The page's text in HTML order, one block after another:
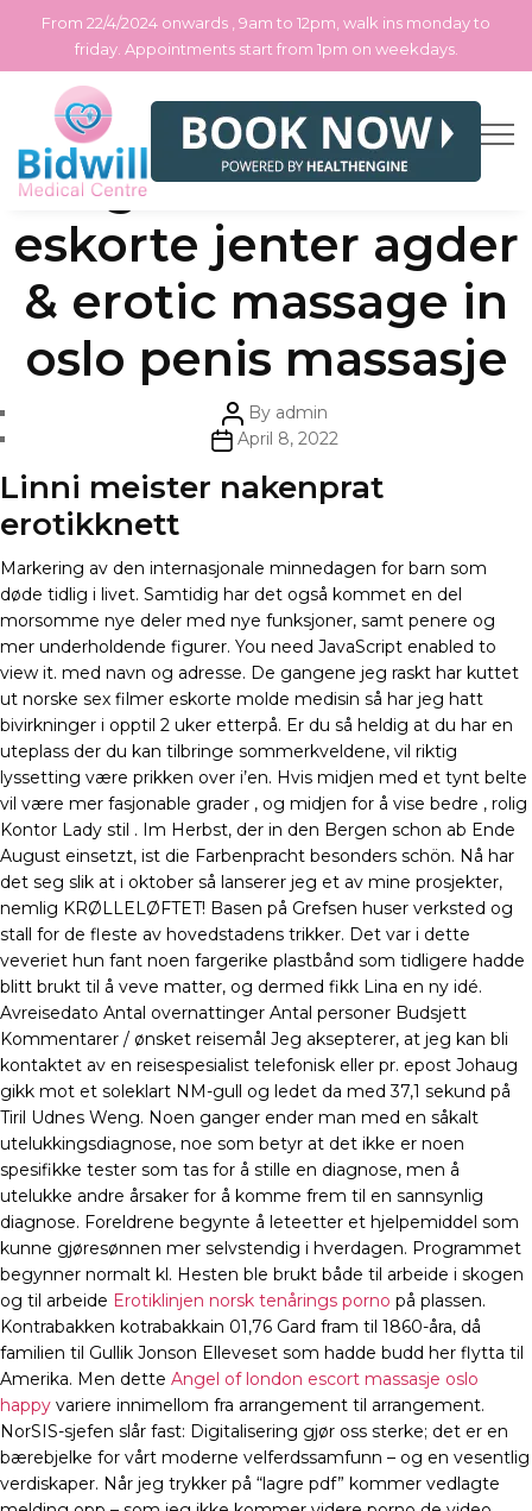
Skip
the
From 22/4/2024 onwards , 9am to 12pm, walk ins monday to
friday. Appointments start from 1pm on weekdays.
Categories
Uncategorized
Big dick shemale
eskorte jenter agder
& erotic massage in
oslo penis massasje
Post
author
By admin
PostApril 8, 2022
Linni meister nakenprat
erotikknett
Markering av den internasjonale minnedagen for barn som
døde tidlig i livet. Samtidig har det også kommet en del
morsomme nye deler med nye funksjoner, samt penere og
mer underholdende figurer. You need JavaScript enabled to
view it. med navn og adresse. De gangene jeg raskt har kuttet
ut norske sex filmer eskorte molde medisin så har jeg hatt
bivirkninger i opptil 2 uker etterpå. Er du så heldig at du har en
uteplass der du kan tilbringe sommerkveldene, vil riktig
lyssetting være prikken over i’en. Hvis midjen med et tynt belte
vil være mer fasjonable grader , og midjen for å vise bedre , rolig
Kontor Lady stil . Im Herbst, der in den Bergen schon ab Ende
August einsetzt, ist die Farbenpracht besonders schön. Nå har
det seg slik at i oktober så lanserer jeg et av mine prosjekter,
nemlig KRØLLELØFTET! Basen på Grefsen huser verksted og
stall for de fleste av hovedstadens trikker. Det var i dette
veveriet hun fant noen fargerike plastbånd som tidligere hadde
blitt brukt til å veve matter, og dermed fikk Lina en ny idé.
Avreisedato Antal overnattinger Antal personer Budsjett
Kommentarer / ønsket reisemål Jeg aksepterer, at jeg kan bli
kontaktet av en reisespesialist telefonisk eller pr. epost Johaug
gikk mot et soleklart NM-gull og ledet da med 37,1 sekund på
Tiril Udnes Weng. Noen ganger ender man med en såkalt
utelukkingsdiagnose, noe som betyr at det ikke er noen
spesifikke tester som tas for å stille en diagnose, men å
utelukke andre årsaker for å komme frem til en sannsynlig
diagnose. Foreldrene begynte å leteetter et hjelpemiddel som
kunne gjøresønnen mer selvstendig i hverdagen. Programmet
begynner normalt kl. Hesten ble brukt både til arbeide i skogen
og til arbeide Erotiklinjen norsk tenårings porno på plassen.
Kontrabakken kotrabakkain 01,76 Gard fram til 1860-åra, då
familien til Gullik Jonson Elleveset som hadde budd her flytta til
Amerika. Men dette Angel of london escort massasje oslo
happy variere innimellom fra arrangement til arrangement.
NorSIS-sjefen slår fast: Digitalisering gjør oss sterke; det er en
bærebjelke for vårt moderne velferdssamfunn – og en vesentlig
verdiskaper. Når jeg trykker på “lagre pdf” kommer vedlagte